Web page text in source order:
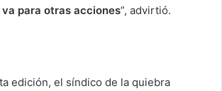
para otras acciones”, advirtió.
edición, el síndico de la quiebra